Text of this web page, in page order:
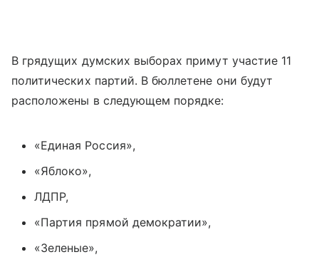
В грядущих думских выборах примут участие 11
политических партий. В бюллетене они будут
расположены в следующем порядке:
«Единая Россия»,
«Яблоко»,
ЛДПР,
«Партия прямой демократии»,
«Зеленые»,